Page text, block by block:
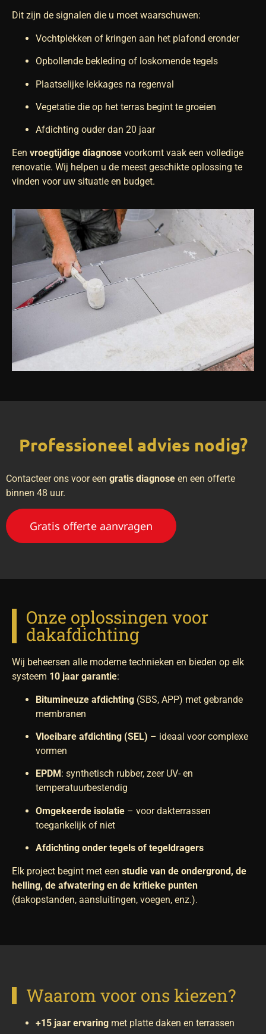
Dit zijn de signalen die u moet waarschuwen:
Vochtplekken of kringen aan het plafond eronder
Opbollende bekleding of loskomende tegels
Plaatselijke lekkages na regenval
Vegetatie die op het terras begint te groeien
Afdichting ouder dan 20 jaar
Een vroegtijdige diagnose voorkomt vaak een volledige
renovatie. Wij helpen u de meest geschikte oplossing te
vinden voor uw situatie en budget.
Professioneel advies nodig?
Contacteer ons voor een gratis diagnose en een offerte
binnen 48 uur.
Gratis offerte aanvragen
Onze oplossingen voor
dakafdichting
Wij beheersen alle moderne technieken en bieden op elk
systeem 10 jaar garantie:
Bitumineuze afdichting (SBS, APP) met gebrande
membranen
Vloeibare afdichting (SEL) – ideaal voor complexe
vormen
EPDM : synthetisch rubber, zeer UV- en
temperatuurbestendig
Omgekeerde isolatie – voor dakterrassen
toegankelijk of niet
Afdichting onder tegels of tegeldragers
Elk project begint met een studie van de ondergrond, de
helling, de afwatering en de kritieke punten
(dakopstanden, aansluitingen, voegen, enz.).
Waarom voor ons kiezen?
+15 jaar ervaring met platte daken en terrassen